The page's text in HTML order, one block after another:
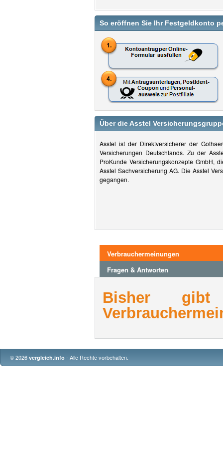
So eröffnen Sie Ihr Festgeldkonto
Über die Asstel
Asstel ist der Direktversicherer der
Versicherungen Deutschlands. Zu der
ProKunde Versicherungskonzepte GmbH,
Asstel Sachversicherung AG. Die Asstel
gegangen.
Verbrauchermeinungen
Fragen & Antworten
Bisher
© 2026 vergleich.info - Alle Rechte vorbehalten.